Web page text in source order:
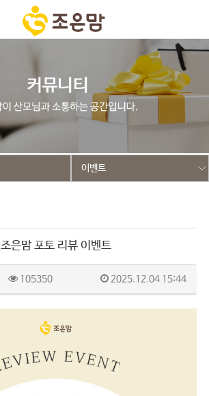
이벤트
조은맘 포토 리뷰 이벤트
105350 2025.12.04 15:44